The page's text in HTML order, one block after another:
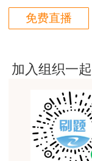
（二）现
条件、符合报
考试组织机构
等，由本人在
考试组织机构
明材料。
全网咨询考试
听他的课过的！
客户回复迅速，
用户m2****88
讲得好
用户m0****66
林老师讲得非常
免费直播
加入组织一